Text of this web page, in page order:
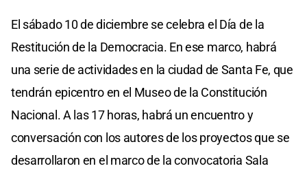
El sábado 10 de diciembre se celebra el Día de la
Restitución de la Democracia. En ese marco, habrá
una serie de actividades en la ciudad de Santa Fe, que
tendrán epicentro en el Museo de la Constitución
Nacional. A las 17 horas, habrá un encuentro y
conversación con los autores de los proyectos que se
desarrollaron en el marco de la convocatoria Sala